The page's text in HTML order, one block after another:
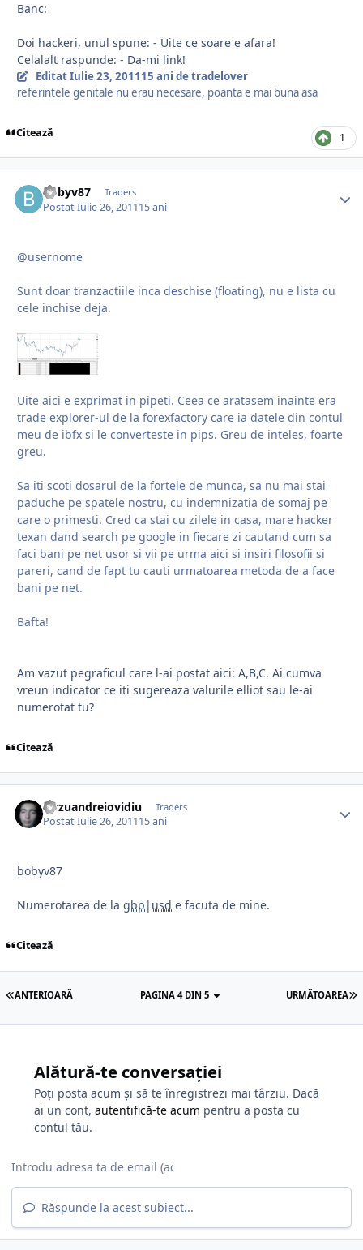
Banc:
Doi hackeri, unul spune: - Uite ce soare e afara!
Celalalt raspunde: - Da-mi link!
EditatIulie 23, 201115 ani de tradelover
referintele genitale nu erau necesare, poanta e mai buna asa
Citează 1
bobyv87 Traders
PostatIulie 26, 201115 ani
@usernome
Sunt doar tranzactiile inca deschise (floating), nu e lista cu
cele inchise deja.
Uite aici e exprimat in pipeti. Ceea ce aratasem inainte era
trade explorer-ul de la forexfactory care ia datele din contul
meu de ibfx si le converteste in pips. Greu de inteles, foarte
greu.
Sa iti scoti dosarul de la fortele de munca, sa nu mai stai
paduche pe spatele nostru, cu indemnizatia de somaj pe
care o primesti. Cred ca stai cu zilele in casa, mare hacker
texan dand search pe google in fiecare zi cautand cum sa
faci bani pe net usor si vii pe urma aici si insiri filosofii si
pareri, cand de fapt tu cauti urmatoarea metoda de a face
bani pe net.
Bafta!
Am vazut pegraficul care l-ai postat aici: A,B,C. Ai cumva
vreun indicator ce iti sugereaza valurile elliot sau le-ai
numerotat tu?
Citează
dirzuandreiovidiu Traders
PostatIulie 26, 201115 ani
bobyv87
Numerotarea de la gbp | usd e facuta de mine.
Citează
ANTERIOARĂ URMĂTOAREA
PAGINA 4 DIN 5
Alătură-te conversației
Poți posta acum și să te înregistrezi mai târziu. Dacă
ai un cont, autentifică-te acum pentru a posta cu
contul tău.
Răspunde la acest subiect...